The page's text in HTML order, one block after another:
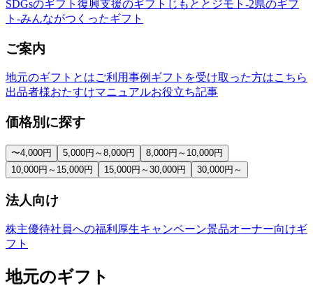
SDGsのギフト 復興支援のギフト じもととジモト-2県のギフ
ト-みんながつくったギフト
ご案内
地元のギフトとはご利用事例 ギフトを受け取った方はこちら
出品者様おたすけマニュアルお役立ち記事
価格別に探す
〜4,000円 5,000円～8,000円
8,000円～10,000円
10,000円～15,000円
15,000円～30,000円 30,000円～
法人向け
株主優待社員への福利厚生キャンペーン景品オーナー向けギ
フト
地元のギフト